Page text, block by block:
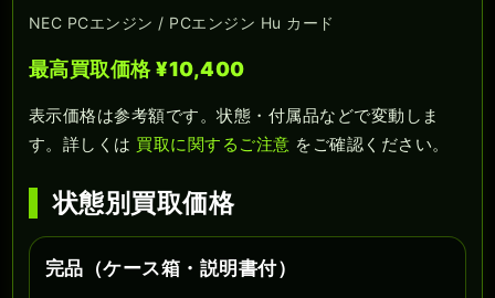
NEC PCエンジン / PCエンジン Hu カード
最高買取価格 ¥10,400
表示価格は参考額です。状態・付属品などで変動しま
す。詳しくは 買取に関するご注意 をご確認ください。
状態別買取価格
完品（ケース箱・説明書付）